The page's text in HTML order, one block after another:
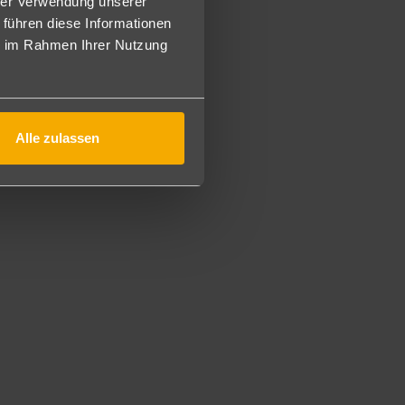
diese Informationen
Rahmen Ihrer Nutzung
Alle zulassen
(mit Show-Cooking und gelegentlichen